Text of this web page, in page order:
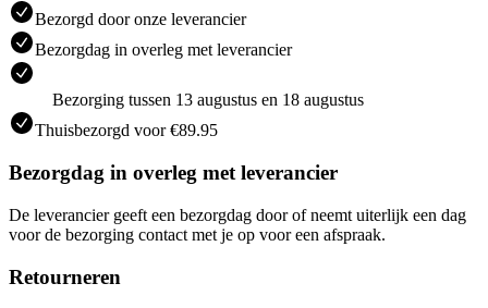
Bezorgd door onze leverancier
Bezorgdag in overleg met leverancier
Bezorging tussen 13 augustus en 18 augustus
Thuisbezorgd voor €89.95
Bezorgdag in overleg met leverancier
De leverancier geeft een bezorgdag door of neemt uiterlijk een dag
voor de bezorging contact met je op voor een afspraak.
Retourneren